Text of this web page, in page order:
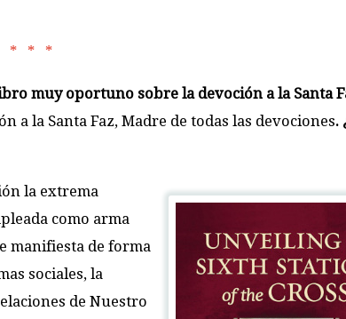
* * *
muy oportuno sobre la devoción a la Santa
a la Santa Faz, Madre de todas las devociones.
la extrema
como arma
manifiesta de forma
sociales, la
de Nuestro